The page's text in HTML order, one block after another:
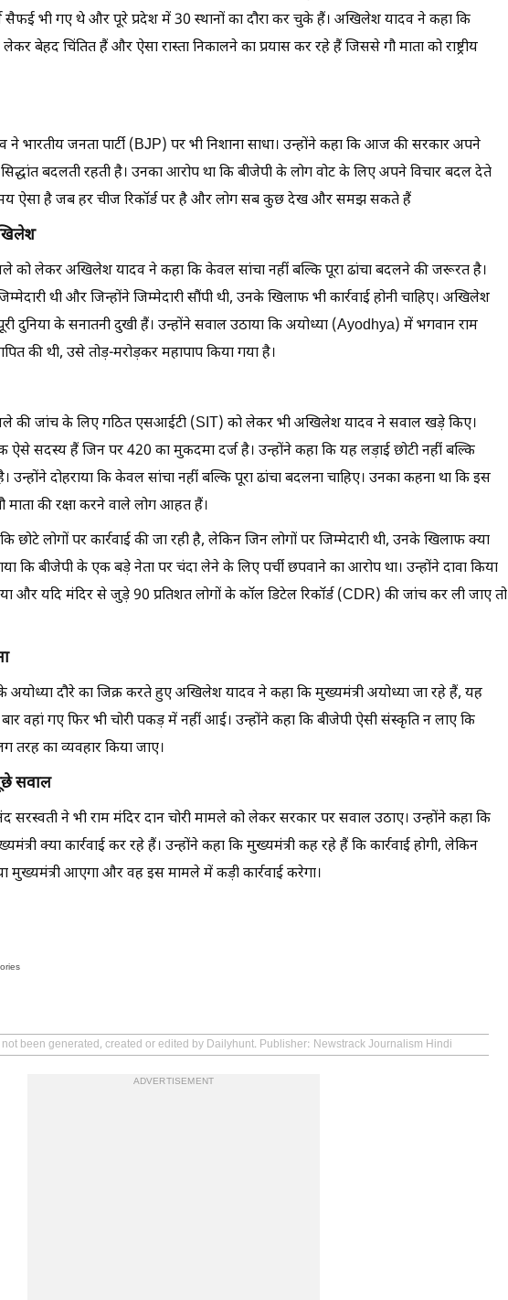
सैफई भी गए थे और पूरे प्रदेश में 30 स्थानों का दौरा कर चुके हैं। अखिलेश यादव ने कहा कि
बेहद चिंतित हैं और ऐसा रास्ता निकालने का प्रयास कर रहे हैं जिससे गौ माता को राष्ट्रीय
भारतीय जनता पार्टी (BJP) पर भी निशाना साधा। उन्होंने कहा कि आज की सरकार अपने
बदलती रहती है। उनका आरोप था कि बीजेपी के लोग वोट के लिए अपने विचार बदल देते
ऐसा है जब हर चीज रिकॉर्ड पर है और लोग सब कुछ देख और समझ सकते हैं
को लेकर अखिलेश यादव ने कहा कि केवल सांचा नहीं बल्कि पूरा ढांचा बदलने की जरूरत है।
थी और जिन्होंने जिम्मेदारी सौंपी थी, उनके खिलाफ भी कार्रवाई होनी चाहिए। अखिलेश
दुनिया के सनातनी दुखी हैं। उन्होंने सवाल उठाया कि अयोध्या (Ayodhya) में भगवान राम
की थी, उसे तोड़-मरोड़कर महापाप किया गया है।
की जांच के लिए गठित एसआईटी (SIT) को लेकर भी अखिलेश यादव ने सवाल खड़े किए।
सदस्य हैं जिन पर 420 का मुकदमा दर्ज है। उन्होंने कहा कि यह लड़ाई छोटी नहीं बल्कि
दोहराया कि केवल सांचा नहीं बल्कि पूरा ढांचा बदलना चाहिए। उनका कहना था कि इस
की रक्षा करने वाले लोग आहत हैं।
लोगों पर कार्रवाई की जा रही है, लेकिन जिन लोगों पर जिम्मेदारी थी, उनके खिलाफ क्या
कि बीजेपी के एक बड़े नेता पर चंदा लेने के लिए पर्ची छपवाने का आरोप था। उन्होंने दावा किया
और यदि मंदिर से जुड़े 90 प्रतिशत लोगों के कॉल डिटेल रिकॉर्ड (CDR) की जांच कर ली जाए तो
दौरे का जिक्र करते हुए अखिलेश यादव ने कहा कि मुख्यमंत्री अयोध्या जा रहे हैं, यह
वहां गए फिर भी चोरी पकड़ में नहीं आई। उन्होंने कहा कि बीजेपी ऐसी संस्कृति न लाए कि
तरह का व्यवहार किया जाए।
सवाल
सरस्वती ने भी राम मंदिर दान चोरी मामले को लेकर सरकार पर सवाल उठाए। उन्होंने कहा कि
क्या कार्रवाई कर रहे हैं। उन्होंने कहा कि मुख्यमंत्री कह रहे हैं कि कार्रवाई होगी, लेकिन
मुख्यमंत्री आएगा और वह इस मामले में कड़ी कार्रवाई करेगा।
been generated, created or edited by Dailyhunt. Publisher: Newstrack Journalism Hindi
ADVERTISEMENT